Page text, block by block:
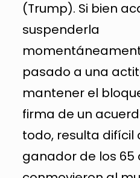
(Trump). Si bien
suspenderla
pasado a una
mantener el
firma de un
todo, resulta difícil
ganador de los 65